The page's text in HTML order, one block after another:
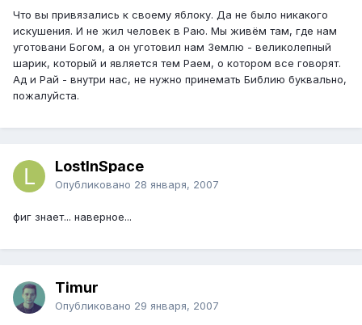
Что вы привязались к своему яблоку. Да не было никакого
искушения. И не жил человек в Раю. Мы живём там, где нам
уготовани Богом, а он уготовил нам Землю - великолепный
шарик, который и является тем Раем, о котором все говорят.
Ад и Рай - внутри нас, не нужно принемать Библию буквально,
пожалуйста.
LostInSpace
Опубликовано 28 января, 2007
фиг знает... наверное...
Timur
Опубликовано 29 января, 2007